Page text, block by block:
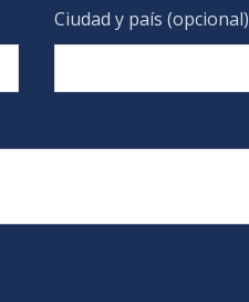
Ciudad y país (opcional)